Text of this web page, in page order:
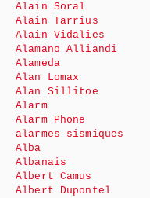
Alain Soral
Alain Tarrius
Alain Vidalies
Alamano Alliandi
Alameda
Alan Lomax
Alan Sillitoe
Alarm
Alarm Phone
alarmes sismiques
Alba
Albanais
Albert Camus
Albert Dupontel